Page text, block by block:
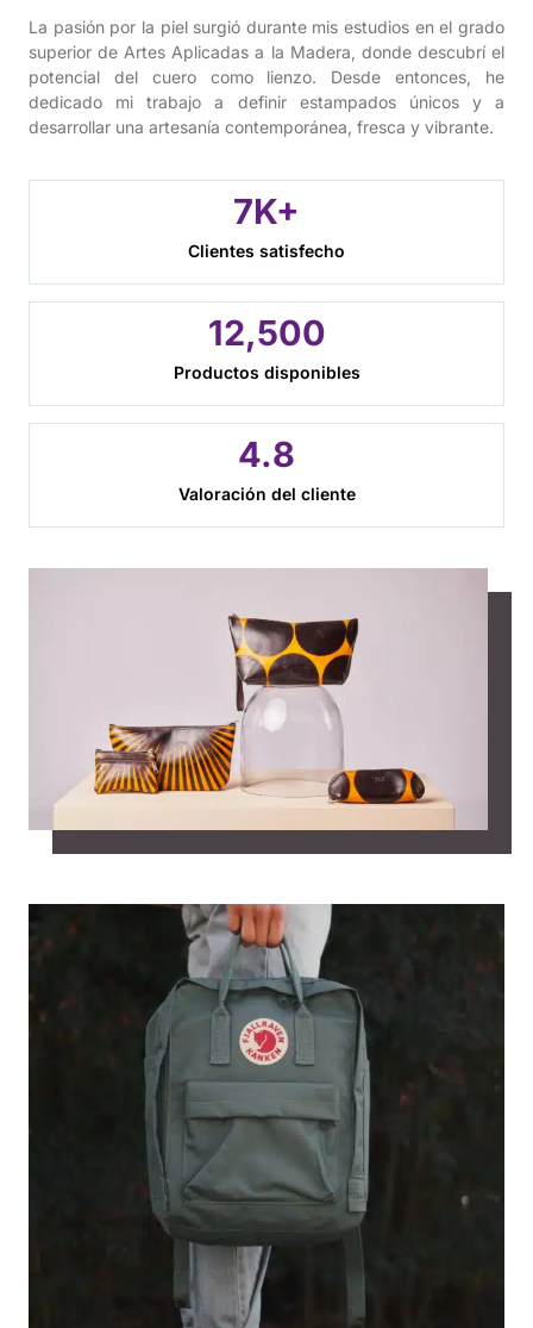
La pasión por la piel surgió durante mis estudios en el grado
superior de Artes Aplicadas a la Madera, donde descubrí el
potencial del cuero como lienzo. Desde entonces, he
dedicado mi trabajo a definir estampados únicos y a
desarrollar una artesanía contemporánea, fresca y vibrante.
Clientes satisfecho
7K+
Productos disponibles
12,500
Valoración del cliente
4.8